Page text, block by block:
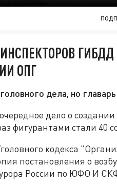
ГИБДД
ОПГ
дела, но
дело о
фигурантами стали 40
кодекса
постановления о
России по ЮФО И